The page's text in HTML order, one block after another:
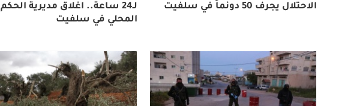
الاحتلال يجرف 50 دونماً في سلفيت
لـ24 ساعة.. اغلاق مديرية الحكم
المحلي في سلفيت